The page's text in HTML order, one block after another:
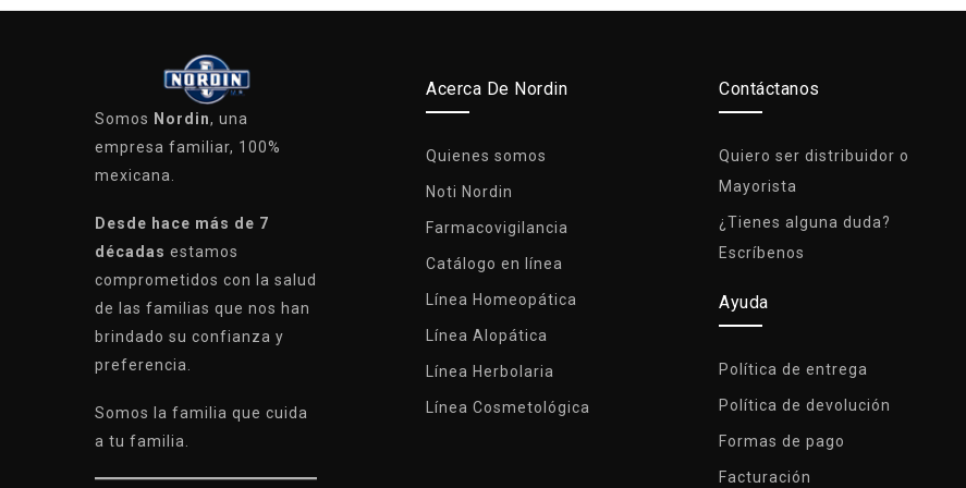
Somos Nordin, una
empresa familiar, 100%
mexicana.
Desde hace más de 7
décadas estamos
comprometidos con la salud
de las familias que nos han
brindado su confianza y
preferencia.
Somos la familia que cuida
a tu familia.
Acerca De Nordin
Quienes somos
Noti Nordin
Farmacovigilancia
Catálogo en línea
Línea Homeopática
Línea Alopática
Línea Herbolaria
Línea Cosmetológica
Contáctanos
Quiero ser distribuidor o
Mayorista
¿Tienes alguna duda?
Escríbenos
Ayuda
Política de entrega
Política de devolución
Formas de pago
Facturación